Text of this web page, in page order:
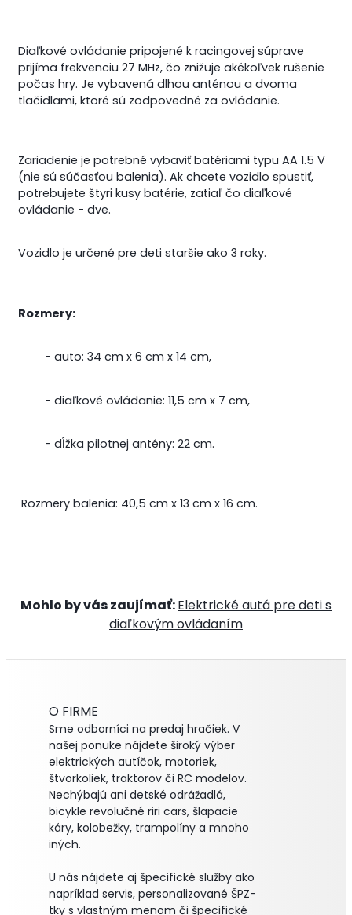
Diaľkové ovládanie pripojené k racingovej súprave
prijíma frekvenciu 27 MHz, čo znižuje akékoľvek rušenie
počas hry. Je vybavená dlhou anténou a dvoma
tlačidlami, ktoré sú zodpovedné za ovládanie.
Zariadenie je potrebné vybaviť batériami typu AA 1.5 V
(nie sú súčasťou balenia). Ak chcete vozidlo spustiť,
potrebujete štyri kusy batérie, zatiaľ čo diaľkové
ovládanie - dve.
Vozidlo je určené pre deti staršie ako 3 roky.
Rozmery:
- auto: 34 cm x 6 cm x 14 cm,
- diaľkové ovládanie: 11,5 cm x 7 cm,
- dĺžka pilotnej antény: 22 cm.
Rozmery balenia: 40,5 cm x 13 cm x 16 cm.
Mohlo by vás zaujímať:Elektrické autá pre deti s
diaľkovým ovládaním
O FIRME
Sme odborníci na predaj hračiek. V
našej ponuke nájdete široký výber
elektrických autíčok, motoriek,
štvorkoliek, traktorov či RC modelov.
Nechýbajú ani detské odrážadlá,
bicykle revolučné riri cars, šlapacie
káry, kolobežky, trampolíny a mnoho
iných.
U nás nájdete aj špecifické služby ako
napríklad servis, personalizované ŠPZ-
tky s vlastným menom či špecifické